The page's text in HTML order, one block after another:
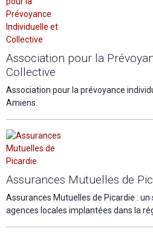
Association pour la
Collective
Association pour la prévoyance
Amiens.
Assurances Mutuelles de
Assurances Mutuelles de Picardie :
agences locales implantées dans la